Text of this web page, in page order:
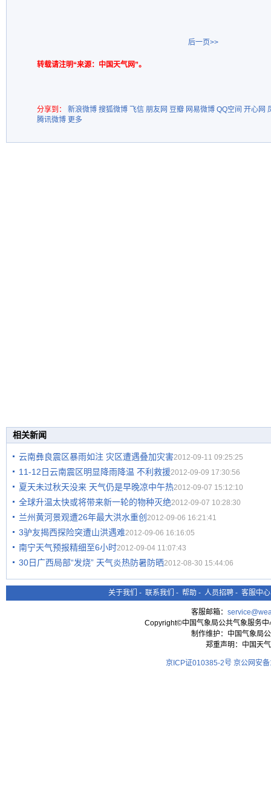
后一页>>
转载请注明“来源：中国天气网”。
分享到： 新浪微博 搜狐微博 飞信 朋友网 豆瓣 网易微博 QQ空间 开心网
腾讯微博 更多
相关新闻
云南彝良震区暴雨如注 灾区遭遇叠加灾害2012-09-11 09:25:25
11-12日云南震区明显降雨降温 不利救援2012-09-09 17:30:56
夏天未过秋天没来 天气仍是早晚凉中午热2012-09-07 15:12:10
全球升温太快或将带来新一轮的物种灭绝2012-09-07 10:28:30
兰州黄河景观遭26年最大洪水重创 2012-09-06 16:21:41
3驴友揭西探险突遭山洪遇难2012-09-06 16:16:05
南宁天气预报精细至6小时2012-09-04 11:07:43
30日广西局部“发烧” 天气炎热防暑防晒2012-08-30 15:44:06
关于我们 - 联系我们 - 帮助 - 人员招聘 - 客服中心
客服邮箱：
Copyright©中国气象局公共气象服务
制作维护：中国气象局
郑重声明：中国天
京ICP证010385-2号 京公网安